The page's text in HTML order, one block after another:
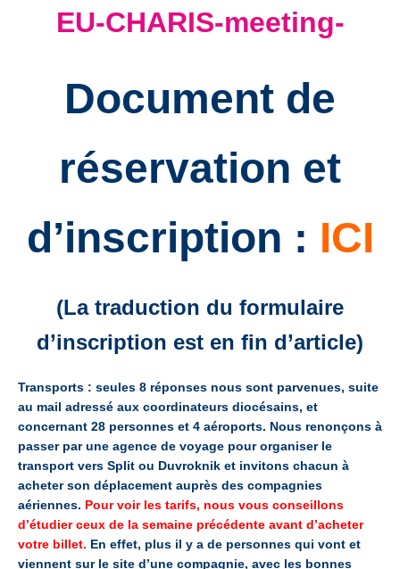
EU-CHARIS-meeting-
Document de
réservation et
d’inscription : ICI
(La traduction du formulaire
d’inscription est en fin d’article)
Transports : seules 8 réponses nous sont parvenues, suite
au mail adressé aux coordinateurs diocésains, et
concernant 28 personnes et 4 aéroports. Nous renonçons à
passer par une agence de voyage pour organiser le
transport vers Split ou Duvroknik et invitons chacun à
acheter son déplacement auprès des compagnies
aériennes. Pour voir les tarifs, nous vous conseillons
d’étudier ceux de la semaine précédente avant d’acheter
votre billet. En effet, plus il y a de personnes qui vont et
viennent sur le site d’une compagnie, avec les bonnes